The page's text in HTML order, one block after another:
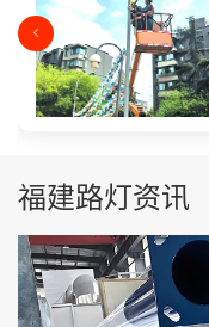
福建路灯资讯